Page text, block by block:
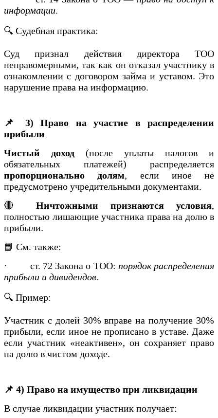
информации.
🔍 Судебная практика:
Суд признал действия директора ТОО
неправомерными, так как он отказал участнику в
ознакомлении с договором займа и уставом. Это
нарушение права на информацию.
📌 3) Право на участие в распределении
прибыли
Чистый доход (после уплаты налогов и
обязательных платежей) распределяется
пропорционально долям, если иное не
предусмотрено учредительными документами.
🔴 Ничтожными признаются условия,
полностью лишающие участника права на долю в
прибыли.
📘 См. также:
· ст. 72 Закона о ТОО: порядок распределения
прибыли и дивидендов.
🔍 Пример:
Участник с долей 30% вправе на получение 30%
прибыли, если иное не прописано в уставе. Даже
если участник «неактивен», он сохраняет право
на долю в чистом доходе.
📌 4) Право на имущество при ликвидации
В случае ликвидации участник получает: